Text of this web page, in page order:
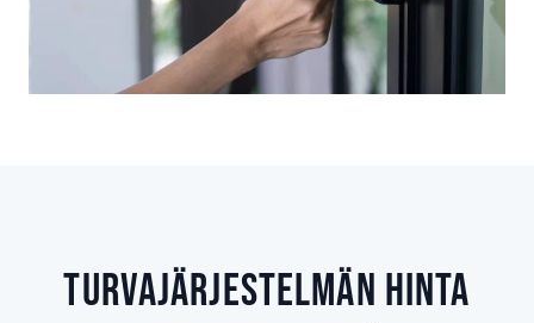
Turvajärjestelmän hinta